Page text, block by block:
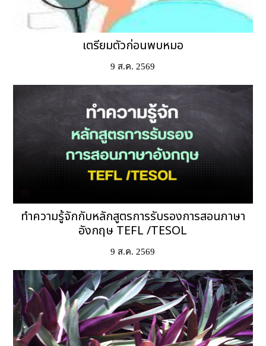
เตรียมตัวก่อนพบหมอ
9 ส.ค. 2569
ทำความรู้จักกับหลักสูตรการรับรองการสอนภาษา
อังกฤษ TEFL /TESOL
9 ส.ค. 2569